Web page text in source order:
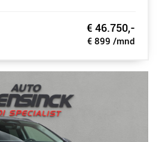
€ 46.750,-
€ 899 /mnd